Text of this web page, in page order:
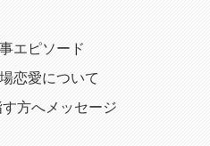
エピソード
恋愛について
方へメッセージ